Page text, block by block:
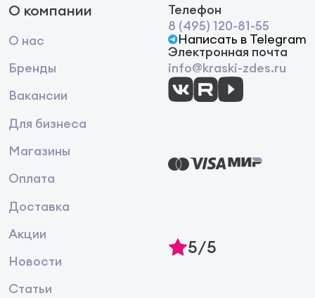
О компании
О нас
Бренды
Вакансии
Для бизнеса
Магазины
Оплата
Доставка
Акции
Новости
Статьи
Телефон
8 (495) 120-81-55
Написать в Telegram
Электронная почта
info@kraski-zdes.ru
5/5